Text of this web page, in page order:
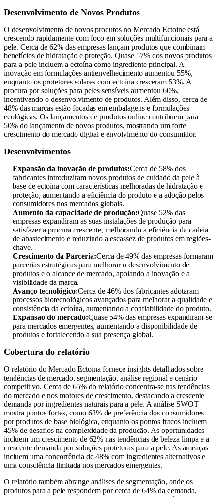
Desenvolvimento de Novos Produtos
O desenvolvimento de novos produtos no Mercado Ectoine está
crescendo rapidamente com foco em soluções multifuncionais para a
pele. Cerca de 62% das empresas lançam produtos que combinam
benefícios de hidratação e proteção. Quase 57% dos novos produtos
para a pele incluem a ectoína como ingrediente principal. A
inovação em formulações antienvelhecimento aumentou 55%,
enquanto os protetores solares com ectoína cresceram 53%. A
procura por soluções para peles sensíveis aumentou 60%,
incentivando o desenvolvimento de produtos. Além disso, cerca de
48% das marcas estão focadas em embalagens e formulações
ecológicas. Os lançamentos de produtos online contribuem para
50% do lançamento de novos produtos, mostrando um forte
crescimento do mercado digital e envolvimento do consumidor.
Desenvolvimentos
Expansão da inovação de produtos:Cerca de 58% dos
fabricantes introduziram novos produtos de cuidado da pele à
base de ectoína com características melhoradas de hidratação e
proteção, aumentando a eficiência do produto e a adoção pelos
consumidores nos mercados globais.
Aumento da capacidade de produção:Quase 52% das
empresas expandiram as suas instalações de produção para
satisfazer a procura crescente, melhorando a eficiência da cadeia
de abastecimento e reduzindo a escassez de produtos em regiões-
chave.
Crescimento da Parceria:Cerca de 49% das empresas formaram
parcerias estratégicas para melhorar o desenvolvimento de
produtos e o alcance de mercado, apoiando a inovação e a
visibilidade da marca.
Avanço tecnológico:Cerca de 46% dos fabricantes adotaram
processos biotecnológicos avançados para melhorar a qualidade e
consistência da ectoína, aumentando a confiabilidade do produto.
Expansão do mercado:Quase 54% das empresas expandiram-se
para mercados emergentes, aumentando a disponibilidade de
produtos e fortalecendo a sua presença global.
Cobertura do relatório
O relatório do Mercado Ectoína fornece insights detalhados sobre
tendências de mercado, segmentação, análise regional e cenário
competitivo. Cerca de 65% do relatório concentra-se nas tendências
do mercado e nos motores de crescimento, destacando a crescente
demanda por ingredientes naturais para a pele. A análise SWOT
mostra pontos fortes, como 68% de preferência dos consumidores
por produtos de base biológica, enquanto os pontos fracos incluem
45% de desafios na complexidade da produção. As oportunidades
incluem um crescimento de 62% nas tendências de beleza limpa e a
crescente demanda por soluções protetoras para a pele. As ameaças
incluem uma concorrência de 48% com ingredientes alternativos e
uma consciência limitada nos mercados emergentes.
O relatório também abrange análises de segmentação, onde os
produtos para a pele respondem por cerca de 64% da demanda,